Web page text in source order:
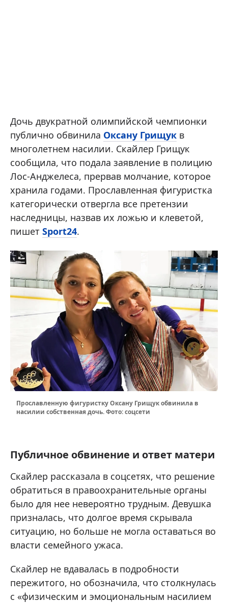
Дочь двукратной олимпийской чемпионки
публично обвинила Оксану Грищук в
многолетнем насилии. Скайлер Грищук
сообщила, что подала заявление в полицию
Лос-Анджелеса, прервав молчание, которое
хранила годами. Прославленная фигуристка
категорически отвергла все претензии
наследницы, назвав их ложью и клеветой,
пишет Sport24.
Прославленную фигуристку Оксану Грищук обвинила в
насилии собственная дочь. Фото: соцсети
Публичное обвинение и ответ матери
Скайлер рассказала в соцсетях, что решение
обратиться в правоохранительные органы
было для нее невероятно трудным. Девушка
призналась, что долгое время скрывала
ситуацию, но больше не могла оставаться во
власти семейного ужаса.
Скайлер не вдавалась в подробности
пережитого, но обозначила, что столкнулась
с «физическим и эмоциональным насилием